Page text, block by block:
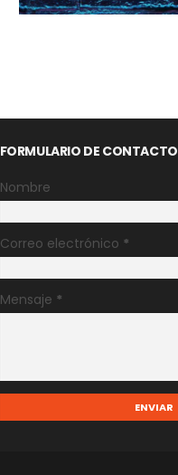
FORMULARIO DE CONTACTO
Nombre
Correo electrónico *
Mensaje *